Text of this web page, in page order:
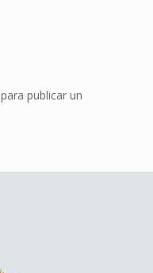
para publicar un